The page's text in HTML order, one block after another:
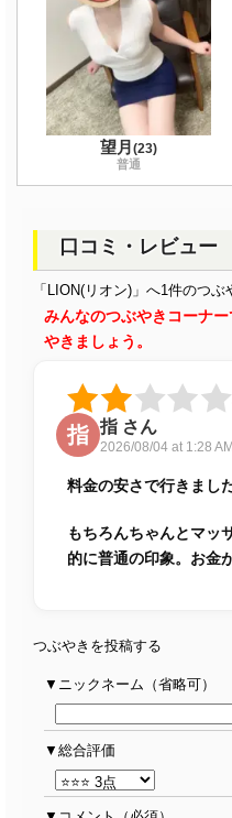
望月 (23)
普通
口コミ・レビュー
「LION(リオン)」へ1件のつぶ
みんなのつぶやきコーナ
やきましょう。
指 指 さん
2026/08/04 at 1:28 AM
料金の安さで行きまし
もちろんちゃんとマッ
的に普通の印象。お金
つぶやきを投稿する
ニックネーム（省略可）
総合評価